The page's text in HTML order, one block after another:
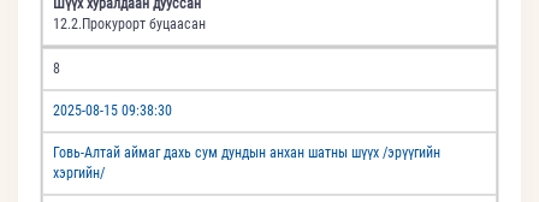
Шүүх хуралдаан дууссан
12.2.Прокурорт буцаасан
8
2025-08-15 09:38:30
Говь-Алтай аймаг дахь сум дундын анхан шатны шүүх /эрүүгийн
хэргийн/